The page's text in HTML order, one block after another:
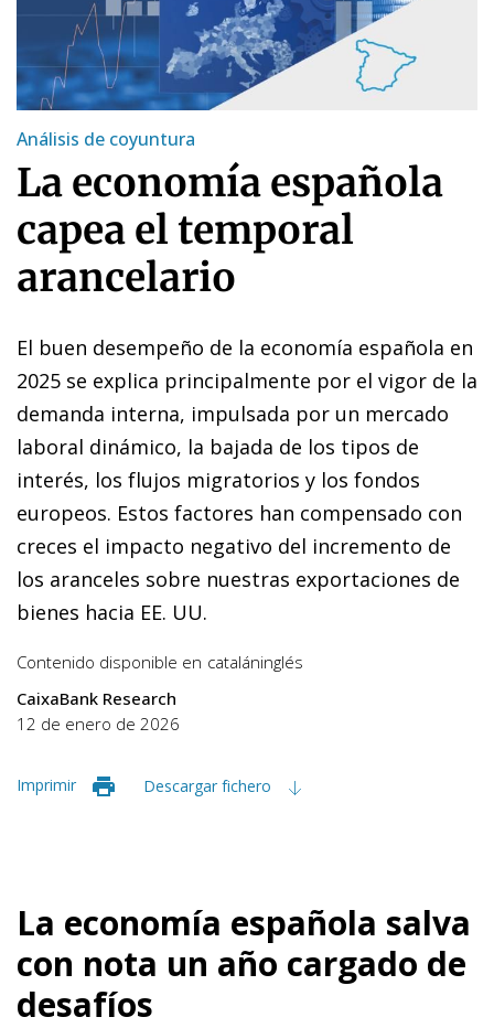
Análisis de coyuntura
La economía española
capea el temporal
arancelario
El buen desempeño de la economía española en
2025 se explica principalmente por el vigor de la
demanda interna, impulsada por un mercado
laboral dinámico, la bajada de los tipos de
interés, los flujos migratorios y los fondos
europeos. Estos factores han compensado con
creces el impacto negativo del incremento de
los aranceles sobre nuestras exportaciones de
bienes hacia EE. UU.
Contenido disponible en cataláninglés
CaixaBank Research
12 de enero de 2026
Imprimir Descargar fichero
La economía española salva
con nota un año cargado de
desafíos